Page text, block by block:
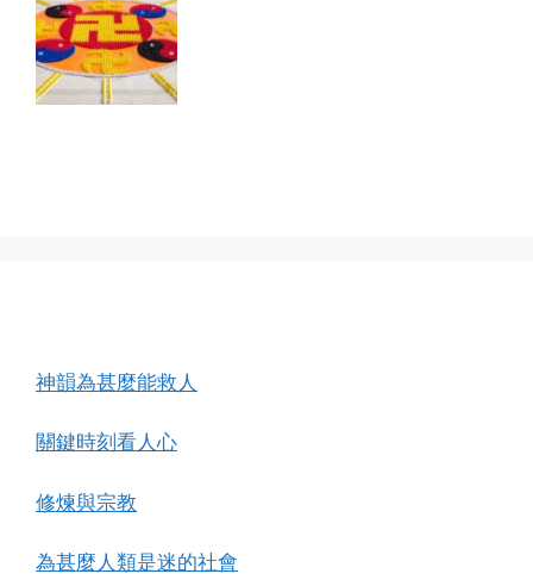
神韻為甚麼能救人
關鍵時刻看人心
修煉與宗教
為甚麼人類是迷的社會